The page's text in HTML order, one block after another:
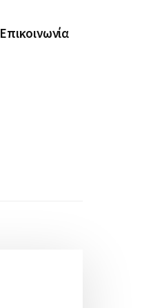
Επικοινωνία